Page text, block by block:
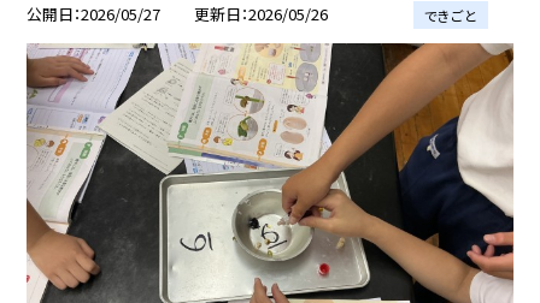
公開日 2026/05/27 更新日 2026/05/26 できごと